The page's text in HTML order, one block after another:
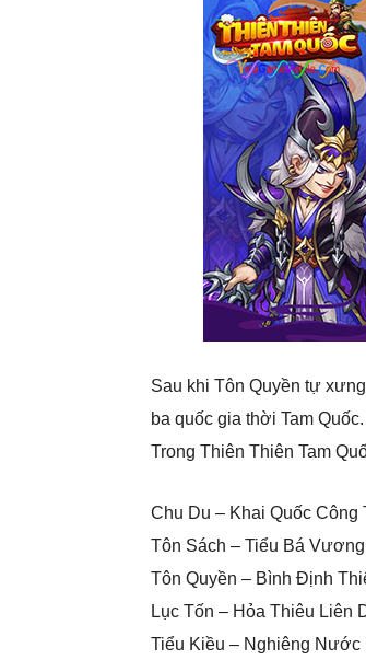
Sau khi Tôn Quyền tự
ba quốc gia thời Tam Quốc.
Trong Thiên Thiên Tam
Chu Du – Khai Quốc Công
Tôn Sách – Tiểu Bá Vương
Tôn Quyền – Bình Định
Lục Tốn – Hỏa Thiêu Liên
Tiểu Kiều – Nghiêng Nước